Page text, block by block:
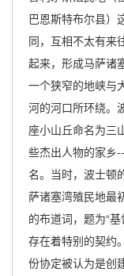
巴恩斯特布尔县）
同，互相不太有来
起来，形成马萨诸
一个狭窄的地峡与
河的河口所环绕。
座小山丘命名为三
些杰出人物的家乡
名。当时，波士顿
萨诸塞湾殖民地最
的布道词，题为“
存在着特别的契约
份协定被认为是创